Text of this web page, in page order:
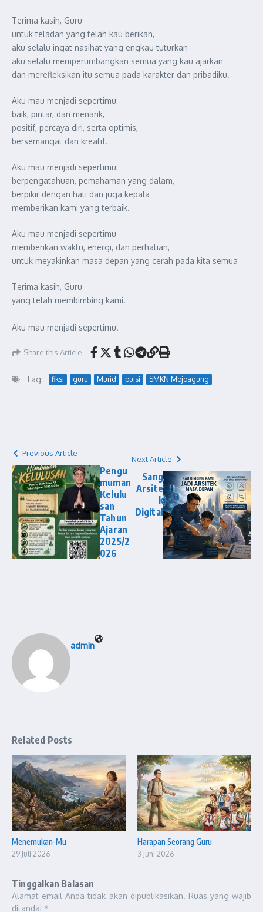
Terima kasih, Guru
untuk teladan yang telah kau berikan,
aku selalu ingat nasihat yang engkau tuturkan
aku selalu mempertimbangkan semua yang kau ajarkan
dan merefleksikan itu semua pada karakter dan pribadiku.
Aku mau menjadi sepertimu:
baik, pintar, dan menarik,
positif, percaya diri, serta optimis,
bersemangat dan kreatif.
Aku mau menjadi sepertimu:
berpengatahuan, pemahaman yang dalam,
berpikir dengan hati dan juga kepala
memberikan kami yang terbaik.
Aku mau menjadi sepertimu
memberikan waktu, energi, dan perhatian,
untuk meyakinkan masa depan yang cerah pada kita semua
Terima kasih, Guru
yang telah membimbing kami.
Aku mau menjadi sepertimu.
Share this Article
Tag: fiksi guru Murid puisi SMKN Mojoagung
Previous Article
Pengu
muman
Kelulu
san
Tahun
Ajaran
2025/2
026
Next Article
Sang
Arsite
k
Digital
admin
Related Posts
Menemukan-Mu
29 Juli 2026
Harapan Seorang Guru
3 Juni 2026
Tinggalkan Balasan
Alamat email Anda tidak akan dipublikasikan. Ruas yang wajib
ditandai *